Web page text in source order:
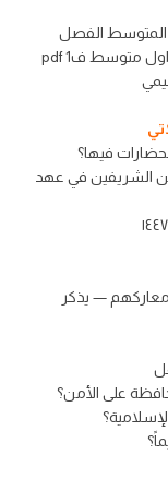
المتوسط الفصل
الدراسي الاول 1447 حلول كتاب اجتماعيات صف اول متوسط ف1 pdf
فيها؟
الشريفين في عهد
معاركهم — يذكر
على الأمن؟